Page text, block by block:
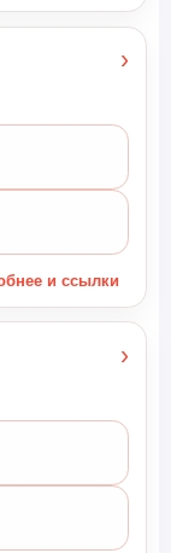
›
и ссылки
›